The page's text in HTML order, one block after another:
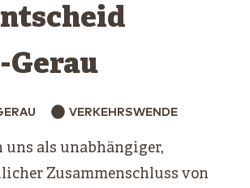
Gerau
VERKEHRSWENDE
uns als unabhängiger,
Zusammenschluss von